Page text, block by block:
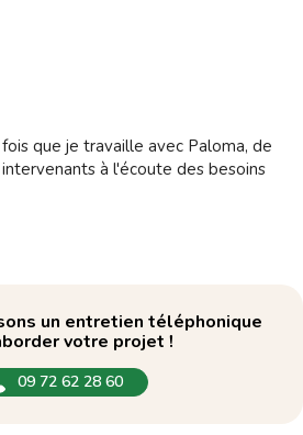
que je travaille avec Paloma, de
à l'écoute des besoins
un entretien téléphonique
votre projet !
09 72 62 28 60